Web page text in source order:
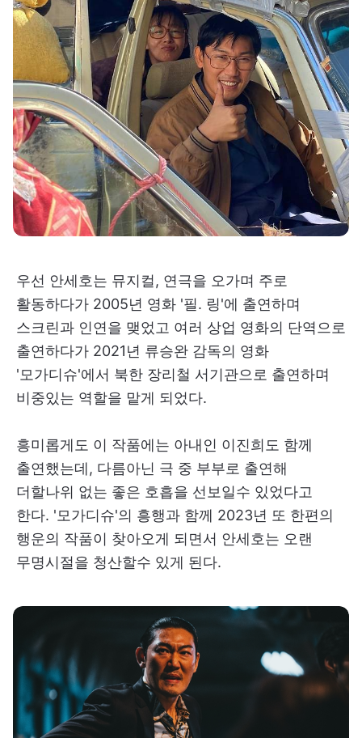
우선 안세호는 뮤지컬, 연극을 오가며 주로
활동하다가 2005년 영화 '필. 링'에 출연하며
스크린과 인연을 맺었고 여러 상업 영화의 단역으로
출연하다가 2021년 류승완 감독의 영화
'모가디슈'에서 북한 장리철 서기관으로 출연하며
비중있는 역할을 맡게 되었다.
흥미롭게도 이 작품에는 아내인 이진희도 함께
출연했는데, 다름아닌 극 중 부부로 출연해
더할나위 없는 좋은 호흡을 선보일수 있었다고
한다. '모가디슈'의 흥행과 함께 2023년 또 한편의
행운의 작품이 찾아오게 되면서 안세호는 오랜
무명시절을 청산할수 있게 된다.